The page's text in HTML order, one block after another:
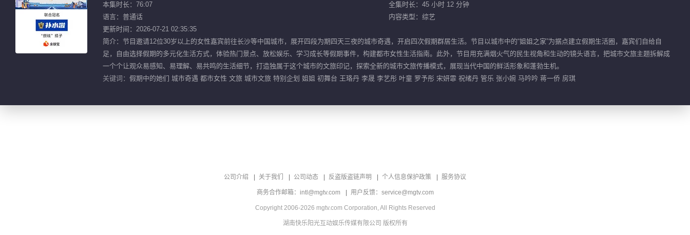
小编热推
本集时长：76:07
全集时长：45 小时 12 分钟
语言：普通话
内容类型：综艺
更新时间：2026-07-21 02:35:35
简介：节目邀请12位30岁以上的女性嘉宾前往长沙等中国城市，展开四段为期四天三夜的城市奇遇，开启四次假期群居生活。节目以城市中的“姐姐之家”为据点建立假期生活圈，嘉宾们自给自
足，自由选择假期的多元化生活方式，体验热门景点、放松娱乐、学习成长等假期事件，构建都市女性生活指南。此外，节目用充满烟火气的民生视角和生动的镜头语言，把城市文旅主题拆解成
一个个让观众易感知、易理解、易共鸣的生活细节，打造独属于这个城市的文旅印记，探索全新的城市文旅传播模式，展现当代中国的鲜活形象和蓬勃生机。
关键词： 假期中的她们 城市奇遇 都市女性 文旅 城市文旅 特别企划 姐姐 初舞台 王珞丹 李晟 李艺彤 叶童 罗予彤 宋妍霏 祝绪丹 管乐 张小婉 马吟吟 蒋一侨 房琪
公司介绍 关于我们 公司动态 反盗版盗链声明 个人信息保护政策 服务协议
商务合作邮箱：intl@mgtv.com 用户反馈：service@mgtv.com
Copyright 2006-2026 mgtv.com Corporation, All Rights Reserved
湖南快乐阳光互动娱乐传媒有限公司 版权所有